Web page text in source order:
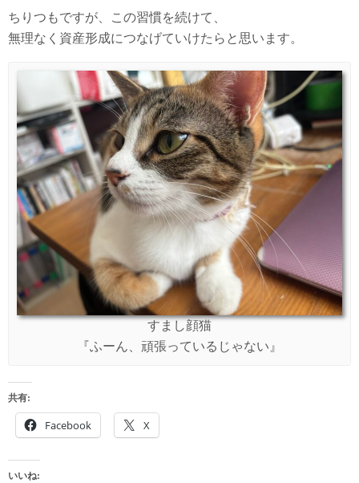
ちりつもですが、この習慣を続けて、
無理なく資産形成につなげていけたらと思います。
すまし顔猫
『ふーん、頑張っているじゃない』
共有:
Facebook X
いいね: